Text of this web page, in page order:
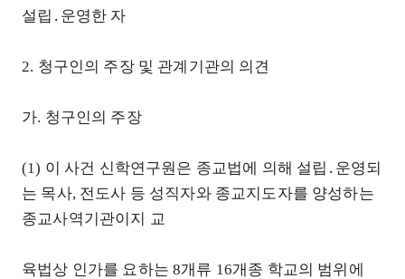
설립․운영한 자
2. 청구인의 주장 및 관계기관의 의견
가. 청구인의 주장
(1) 이 사건 신학연구원은 종교법에 의해 설립․운영되
는 목사, 전도사 등 성직자와 종교지도자를 양성하는
종교사역기관이지 교
육법상 인가를 요하는 8개류 16개종 학교의 범위에